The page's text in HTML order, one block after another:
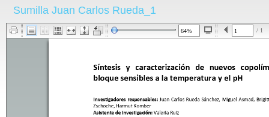
Sumilla Juan Carlos Rueda_1
/ 1